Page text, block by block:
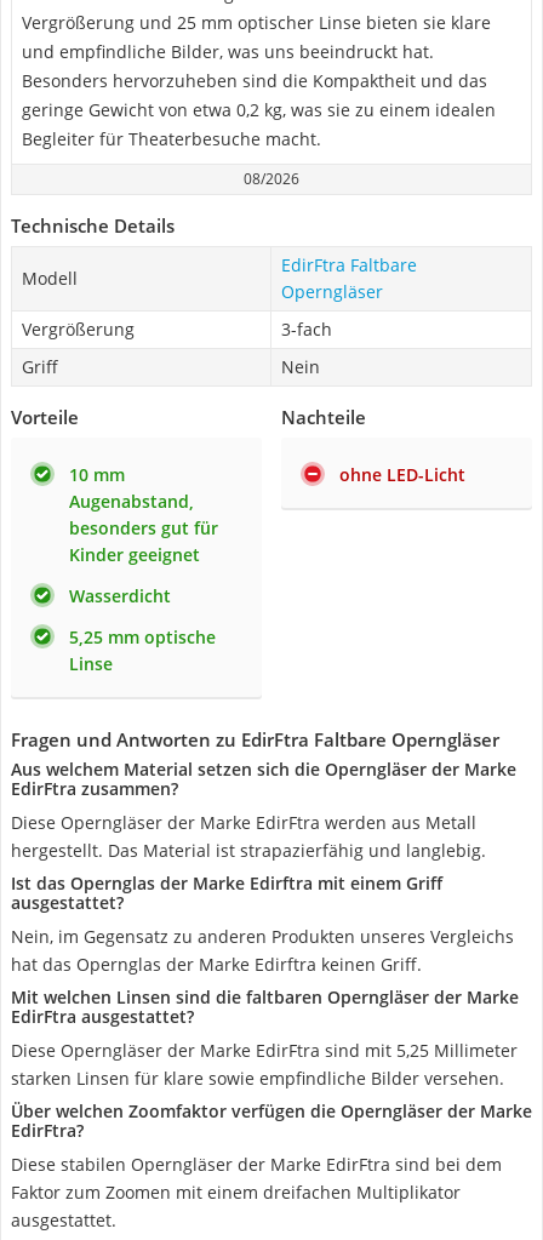
Vergrößerung und 25 mm optischer Linse bieten sie klare
und empfindliche Bilder, was uns beeindruckt hat.
Besonders hervorzuheben sind die Kompaktheit und das
geringe Gewicht von etwa 0,2 kg, was sie zu einem idealen
Begleiter für Theaterbesuche macht.
08/2026
Technische Details
Modell
EdirFtra Faltbare
Operngläser
Vergrößerung
3-fach
Griff
Nein
Vorteile
10 mm
Augenabstand,
besonders gut für
Kinder geeignet
Wasserdicht
5,25 mm optische
Linse
Nachteile
ohne LED-Licht
Fragen und Antworten zu EdirFtra Faltbare Operngläser
Aus welchem Material setzen sich die Operngläser der Marke
EdirFtra zusammen?
Diese Operngläser der Marke EdirFtra werden aus Metall
hergestellt. Das Material ist strapazierfähig und langlebig.
Ist das Opernglas der Marke Edirftra mit einem Griff
ausgestattet?
Nein, im Gegensatz zu anderen Produkten unseres Vergleichs
hat das Opernglas der Marke Edirftra keinen Griff.
Mit welchen Linsen sind die faltbaren Operngläser der Marke
EdirFtra ausgestattet?
Diese Operngläser der Marke EdirFtra sind mit 5,25 Millimeter
starken Linsen für klare sowie empfindliche Bilder versehen.
Über welchen Zoomfaktor verfügen die Operngläser der Marke
EdirFtra?
Diese stabilen Operngläser der Marke EdirFtra sind bei dem
Faktor zum Zoomen mit einem dreifachen Multiplikator
ausgestattet.